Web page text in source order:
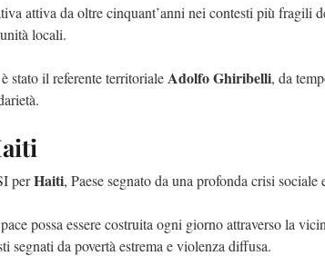
attiva da oltre cinquant’anni nei contesti più fragili
locali.
stato il referente territorialeAdolfo Ghiribelli, da
perHaiti, Paese segnato da una profonda crisi sociale
possa essere costruita ogni giorno attraverso la
segnati da povertà estrema e violenza diffusa.